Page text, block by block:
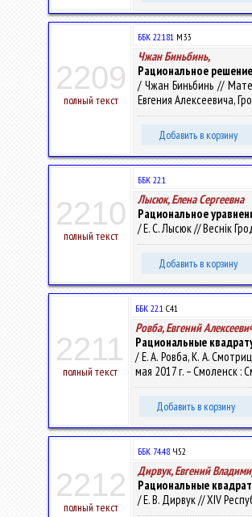
2209
полный текст
ББК 22.181 М33
Чжан Биньбинь,
Рациональное
/ Чжан Биньбинь //
Евгения Алексеевича,
Добавить в корзину
2210
полный текст
ББК 22.1
Лысюк, Елена Сергеевна
Рациональное
/ Е. С. Лысюк // Веснік
Добавить в корзину
2211
полный текст
ББК 22.1 С41
Ровба, Евгений
Рациональные
/ Е. А. Ровба, К. А.
мая 2017 г. – Смоленск :
Добавить в корзину
2212
полный текст
ББК 74.48 Ч52
Дирвук, Евгений
Рациональные
/ Е. В. Дирвук // XIV